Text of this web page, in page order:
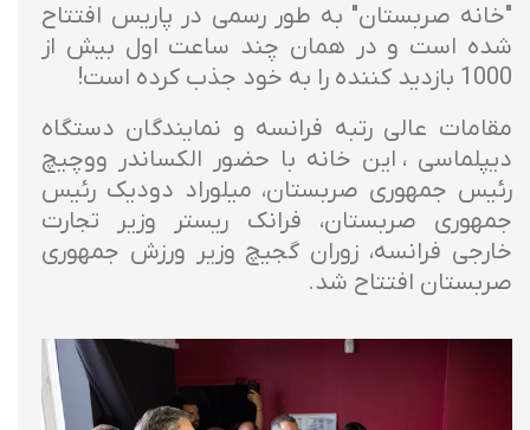
"خانه صربستان" به طور رسمی در پاریس افتتاح
شده است و در همان چند ساعت اول بیش از
1000 بازدید کننده را به خود جذب کرده است!
مقامات عالی رتبه فرانسه و نمایندگان دستگاه
دیپلماسی ، این خانه با حضور الکساندر ووچیچ
رئیس جمهوری صربستان، میلوراد دودیک رئیس
جمهوری صربستان، فرانک ریستر وزیر تجارت
خارجی فرانسه، زوران گجیچ وزیر ورزش جمهوری
صربستان افتتاح شد.